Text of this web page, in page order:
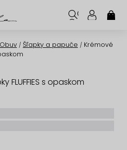
Obuv / Šľapky a papuče / Krémové
FLUFFIES s opaskom